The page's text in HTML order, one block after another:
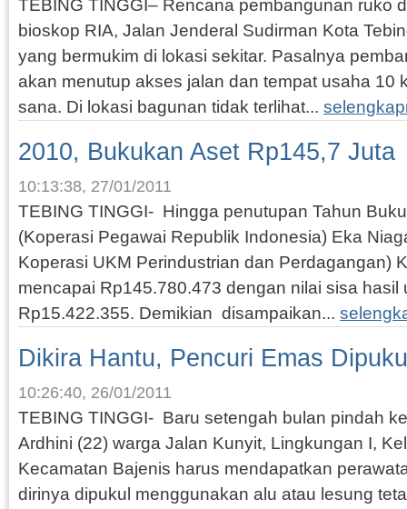
TEBING TINGGI– Rencana pembangunan ruko
bioskop RIA, Jalan Jenderal Sudirman Kota
yang bermukim di lokasi sekitar. Pasalnya
akan menutup akses jalan dan tempat usaha 10
sana. Di lokasi bagunan tidak terlihat...
2010, Bukukan Aset Rp145,7 Juta
10:13:38, 27/01/2011
TEBING TINGGI- Hingga penutupan Tahun
(Koperasi Pegawai Republik Indonesia) Eka
Koperasi UKM Perindustrian dan Perdagangan)
mencapai Rp145.780.473 dengan nilai sisa hasil
Rp15.422.355. Demikian disampaikan...
Dikira Hantu, Pencuri Emas
10:26:40, 26/01/2011
TEBING TINGGI- Baru setengah bulan pindah
Ardhini (22) warga Jalan Kunyit, Lingkungan I,
Kecamatan Bajenis harus mendapatkan
dirinya dipukul menggunakan alu atau lesung